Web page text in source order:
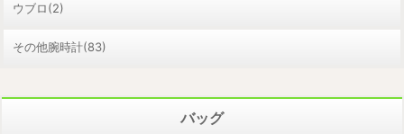
ウブロ(2)
その他腕時計(83)
バッグ